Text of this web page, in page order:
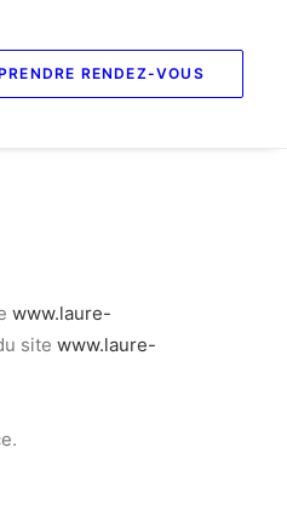
RENDEZ-VOUS
www.laure-
site www.laure-